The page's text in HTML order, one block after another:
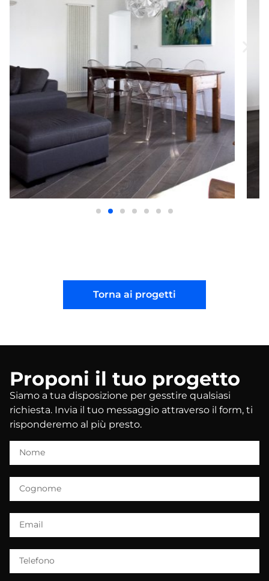
Torna ai progetti
Proponi il tuo progetto
Siamo a tua disposizione per gesstire qualsiasi
richiesta. Invia il tuo messaggio attraverso il form, ti
risponderemo al più presto.